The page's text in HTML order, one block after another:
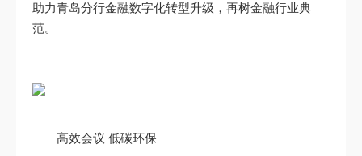
助力青岛分行金融数字化转型升级，再树金融行业典
范。
高效会议 低碳环保